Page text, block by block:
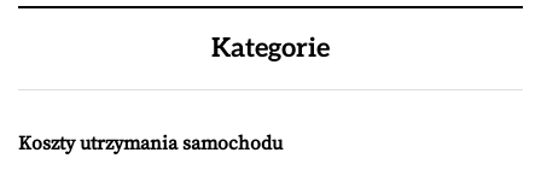
Kategorie
Koszty utrzymania samochodu